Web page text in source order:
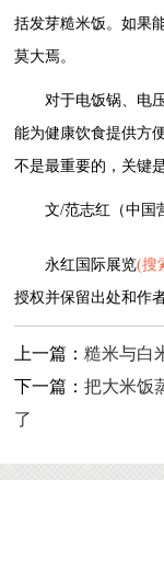
括发芽糙米饭。如果
莫大焉。
对于电饭锅、电
能为健康饮食提供方
不是最重要的，关键
文/范志红（中国
永红国际展览(搜
授权并保留出处和作
上一篇：糙米与白
下一篇：把大米饭
了